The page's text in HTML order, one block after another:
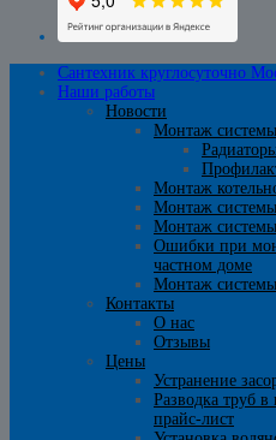
Сантехник круглосуточно
Наши работы
Новости
Монтаж
Монтаж
Монтаж
Монтаж
Ошибки при
частном доме
Монтаж
Контакты
О нас
Отзывы
Цены
Устранение
Разводка труб
прайс-лист